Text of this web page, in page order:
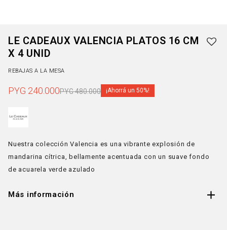
LE CADEAUX VALENCIA PLATOS 16 CM
X 4 UNID
REBAJAS A LA MESA
PYG 240.000PYG480.000 50
Nuestra colección Valencia es una vibrante explosión de
mandarina cítrica, bellamente acentuada con un suave fondo
de acuarela verde azulado
Más información